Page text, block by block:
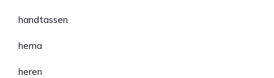
handtassen
hema
heren